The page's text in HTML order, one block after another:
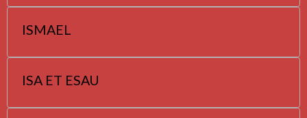
ISMAEL
ISA ET ESAU